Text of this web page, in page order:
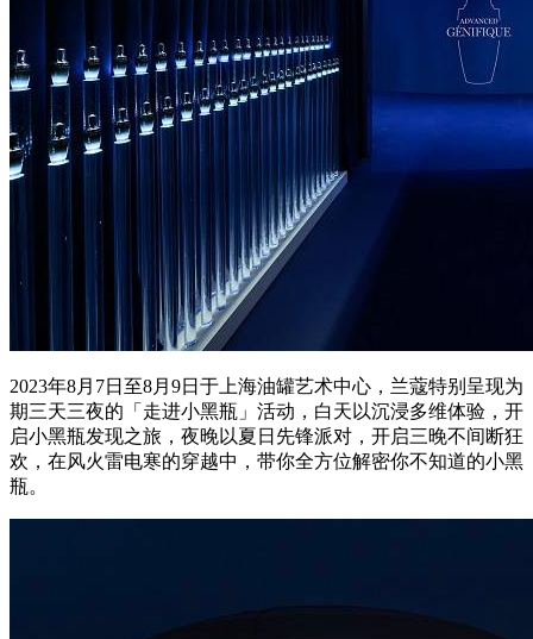
2023年8月7日至8月9日于上海油罐艺术中心，兰蔻特别呈现为
期三天三夜的「走进小黑瓶」活动，白天以沉浸多维体验，开
启小黑瓶发现之旅，夜晚以夏日先锋派对，开启三晚不间断狂
欢，在风火雷电寒的穿越中，带你全方位解密你不知道的小黑
瓶。